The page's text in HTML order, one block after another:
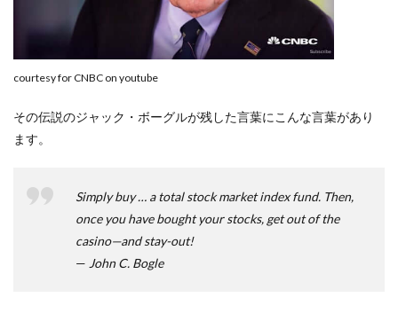
courtesy for CNBC on youtube
その伝説のジャック・ボーグルが残した言葉にこんな言葉があり
ます。
Simply buy … a total stock market index fund. Then,
once you have bought your stocks, get out of the
casino—and stay-out!
— John C. Bogle